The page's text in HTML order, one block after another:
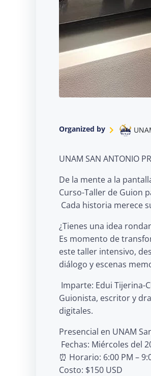
Organized by
UNAM SAN ANTONIO
De la mente a la
Curso-Taller de Guion
Cada historia merece
¿Tienes una idea
Es momento de
este taller intensivo,
diálogo y escenas
Imparte: Edui Tijerina-
Guionista, escritor y
digitales.
Presencial en UNAM
Fechas: Miércoles del
⏰ Horario: 6:00 PM –
Costo: $150 USD